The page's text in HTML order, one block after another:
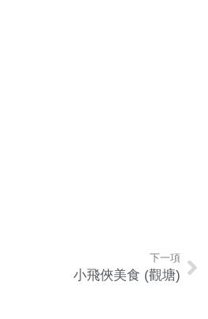
下一項
小飛俠美食 (觀塘)